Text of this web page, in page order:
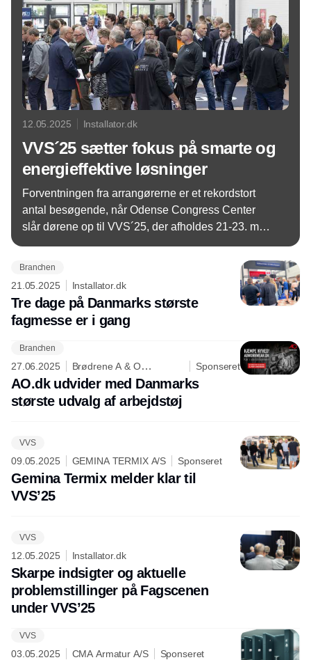
12.05.2025 Installator.dk
VVS´25 sætter fokus på smarte og
energieffektive løsninger
Forventningen fra arrangørerne er et rekordstort
antal besøgende, når Odense Congress Center
slår dørene op til VVS´25, der afholdes 21-23. maj.
fagmesse indenfor vand, varme, energi og klima
med 184 udstillere i fire udsolgte og propfyldte
Branchen
21.05.2025 Installator.dk
Tre dage på Danmarks største
fagmesse er i gang
Branchen
27.06.2025
Brødrene A & O
Johansen A/S
Sponseret
AO.dk udvider med Danmarks
største udvalg af arbejdstøj
VVS
09.05.2025 GEMINA TERMIX A/S Sponseret
Gemina Termix melder klar til
VVS’25
VVS
12.05.2025 Installator.dk
Skarpe indsigter og aktuelle
problemstillinger på Fagscenen
under VVS’25
VVS
03.05.2025 CMA Armatur A/S Sponseret